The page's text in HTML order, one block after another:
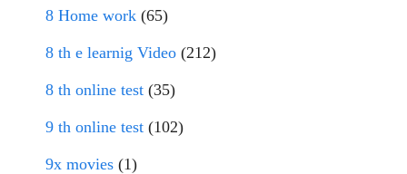
8 Home work (65)
8 th e learnig Video (212)
8 th online test (35)
9 th online test (102)
9x movies (1)